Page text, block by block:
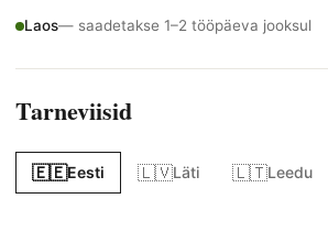
Laos— saadetakse 1–2 tööpäeva jooksul
Tarneviisid
🇪🇪Eesti 🇱🇻Läti 🇱🇹Leedu